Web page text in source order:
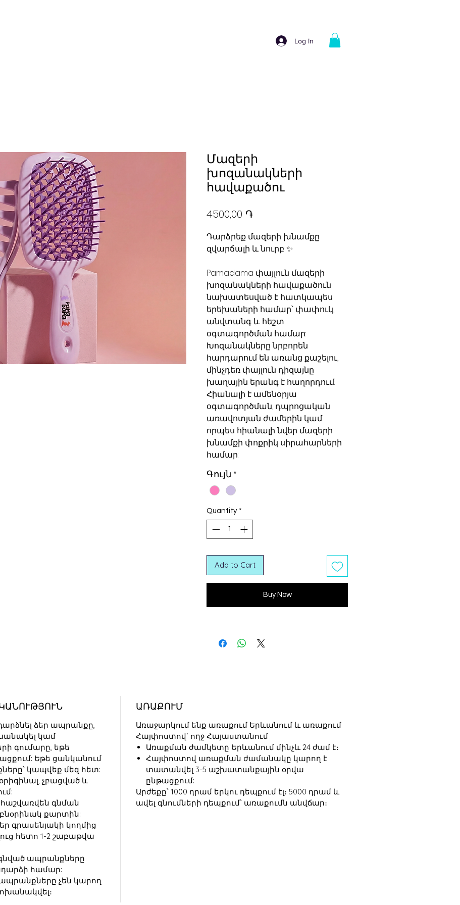
Log In
Մազերի
խոզանակների
հավաքածու
4500,00 ֏
Դարձրեք մազերի խնամքը
զվարճալի և նուրբ ✨
Pamadama փայլուն մազերի
խոզանակների հավաքածուն
նախատեսված է հատկապես
երեխաների համար՝ փափուկ,
անվտանգ և հեշտ
օգտագործման համար:
Խոզանակները նրբորեն
հարդարում են առանց քաշելու,
մինչդեռ փայլուն դիզայնը
խաղային երանգ է հաղորդում:
Հիանալի է ամենօրյա
օգտագործման, դպրոցական
առավոտյան ժամերին կամ
որպես հիանալի նվեր մազերի
խնամքի փոքրիկ սիրահարների
համար:
Գույն *
Quantity *
Add to Cart
Buy Now
ձեր ապրանքը,
կամ
գումարը, եթե
Եթե ցանկանում
կապվեք մեզ հետ:
չբացված և
գնման
քարտին:
գրասենյակի կողմից
հետո 1-2 շաբաթվա
գնված ապրանքները
համար:
ապրանքները չեն կարող
ԱՌԱՔՈՒՄ
Առաջարկում ենք առաքում Երևանում և առաքում
Հայփոստով՝ ողջ Հայաստանում
Առաքման ժամկետը Երևանում մինչև 24 ժամ է։
Հայփոստով առաքման ժամանակը կարող է
տատանվել 3-5 աշխատանքային օրվա
ընթացքում:
Արժեքը՝ 1000 դրամ երկու դեպքում էլ։ 5000 դրամ և
ավել գնումների դեպքում՝ առաքումն անվճար։